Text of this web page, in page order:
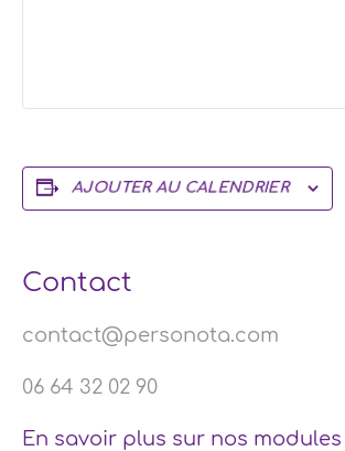
AJOUTER AU CALENDRIER
Contact
contact@personota.com
06 64 32 02 90
En savoir plus sur nos modules